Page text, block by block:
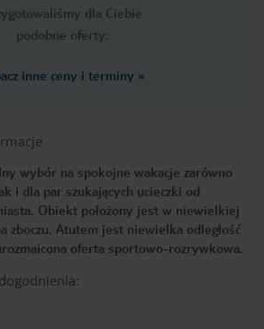
dla Ciebie
podobne oferty:
inne ceny i terminy »
wybór na spokojne wakacje zarówno
i dla par szukających ucieczki od
Obiekt położony jest w niewielkiej
zboczu. Atutem jest niewielka odległość
oferta sportowo-rozrywkowa.